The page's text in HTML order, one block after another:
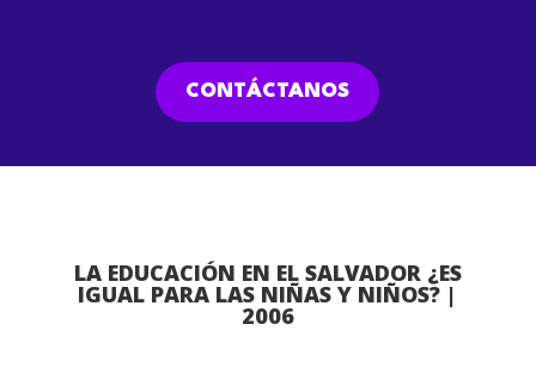
CONTÁCTANOS
LA EDUCACIÓN EN EL SALVADOR ¿ES
IGUAL PARA LAS NIÑAS Y NIÑOS? |
2006